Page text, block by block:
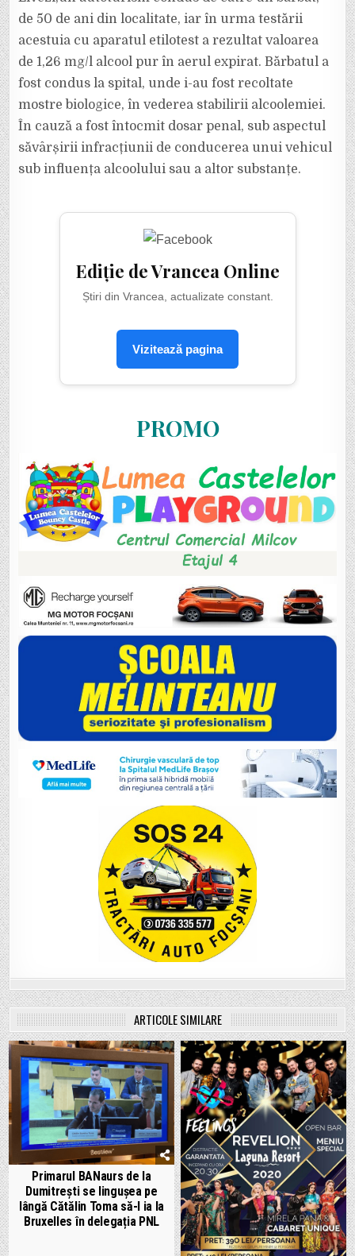
de 50 de ani din localitate, iar în urma testării
acestuia cu aparatul etilotest a rezultat valoarea
de 1,26 mg/l alcool pur în aerul expirat. Bărbatul a
fost condus la spital, unde i-au fost recoltate
mostre biologice, în vederea stabilirii alcoolemiei.
În cauză a fost întocmit dosar penal, sub aspectul
săvârșirii infracțiunii de conducerea unui vehicul
sub influența alcoolului sau a altor substanțe.
Ediție de Vrancea Online
Știri din Vrancea, actualizate constant.
Vizitează pagina
PROMO
ARTICOLE SIMILARE
Primarul BANaurs de la
Dumitrești se lingușea pe
lângă Cătălin Toma să-l ia la
Bruxelles în delegația PNL